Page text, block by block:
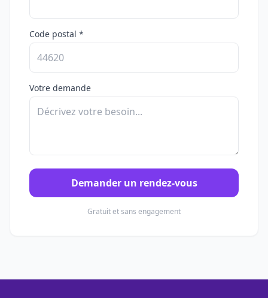
Code postal *
Votre demande
Demander un rendez-vous
Gratuit et sans engagement